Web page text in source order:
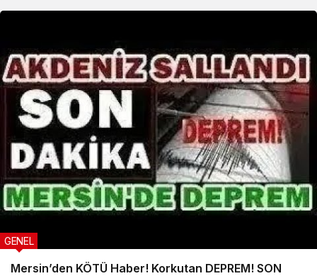
Mersin’den KÖTÜ Haber! Korkutan DEPREM! SON
GENEL